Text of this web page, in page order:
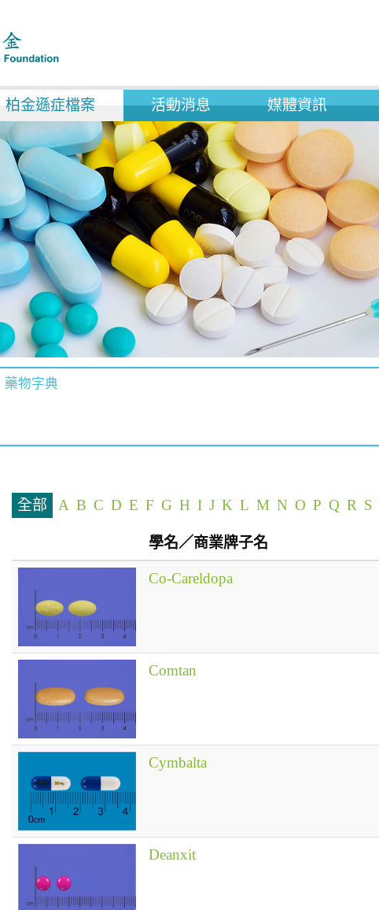
柏金遜症檔案 活動消息 媒體資訊
藥物字典
全部 A B C D E F G H I J K L M N O P Q R S
學名／商業牌子名
Co-Careldopa
Comtan
Cymbalta
Deanxit